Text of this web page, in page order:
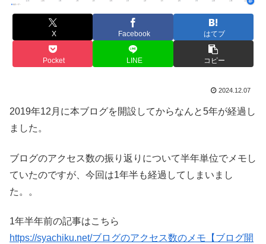
X Facebook はてブ
Pocket LINE コピー
2024.12.07
2019年12月に本ブログを開設してからなんと5年が経過し
ました。
ブログのアクセス数の振り返りについて半年単位でメモし
ていたのですが、今回は1年半も経過してしまいまし
た。。
1年半年前の記事はこちら
https://syachiku.net/ブログのアクセス数のメモ【ブログ開